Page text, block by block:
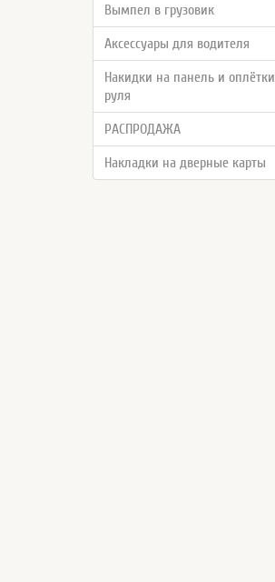
Вымпел в грузовик
Аксессуары для водителя
Накидки на панель и оплётки
руля
РАСПРОДАЖА
Накладки на дверные карты